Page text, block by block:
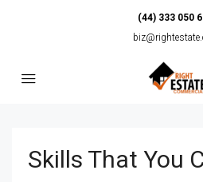
(44) 333 050
Skills That You